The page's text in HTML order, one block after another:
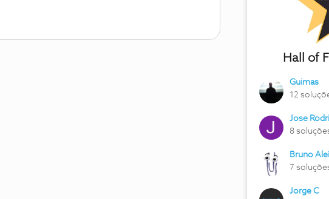
Hall of
Guimas
12
Jose
8
Bruno
7
Jorge C